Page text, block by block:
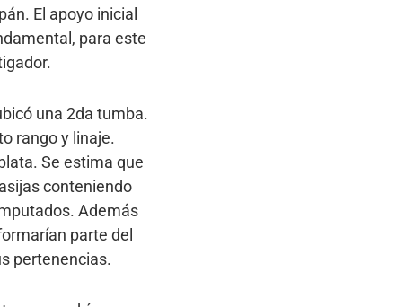
El apoyo inicial
para este
una 2da tumba.
rango y linaje.
Se estima que
conteniendo
Además
parte del
pertenencias.